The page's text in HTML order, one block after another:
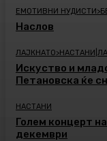
ЕМОТИВНИ
Наслов
Искуство и
Петановска ќе
НАСТАНИ
Голем концерт
декември